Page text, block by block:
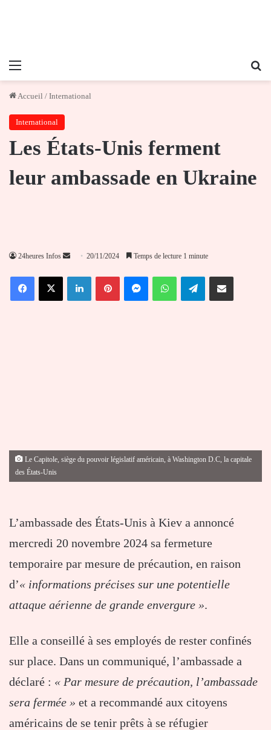
Menu
Accueil / International
International
Les États-Unis ferment
leur ambassade en Ukraine
24heures Infos
Envoyer
courriel
20/11/2024 Temps de lecture 1 minute
FacebookX LinkedinPinterestMessengerWhatsAppTelegramPartager par email
Le Capitole, siège du pouvoir législatif américain, à Washington D.C, la capitale
des États-Unis
L’ambassade des États-Unis à Kiev a annoncé
mercredi 20 novembre 2024 sa fermeture
temporaire par mesure de précaution, en raison
d’« informations précises sur une potentielle
attaque aérienne de grande envergure ».
Elle a conseillé à ses employés de rester confinés
sur place. Dans un communiqué, l’ambassade a
déclaré : « Par mesure de précaution, l’ambassade
sera fermée » et a recommandé aux citoyens
américains de se tenir prêts à se réfugier